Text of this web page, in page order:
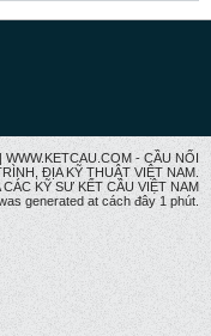
- CẦU NỐI
ĐỊA KỸ THUẬT VIỆT NAM.
KỸ SƯ KẾT CÂU VIỆT NAM
generated at cách đây 1 phút.